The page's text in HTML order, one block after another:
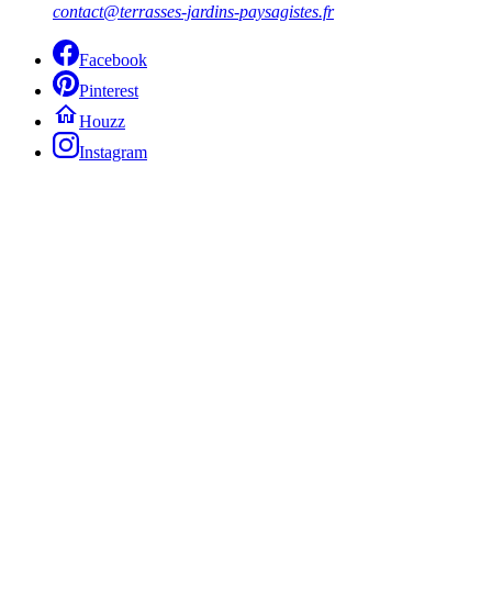
contact@terrasses-jardins-paysagistes.fr
Facebook
Pinterest
Houzz
Instagram